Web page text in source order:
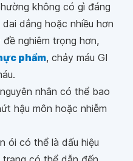
không có gì đáng
dẳng hoặc nhiều hơn
nghiêm trọng hơn,
phẩm, chảy máu GI
nhân có thể bao
hậu môn hoặc nhiễm
ói có thể là dấu hiệu